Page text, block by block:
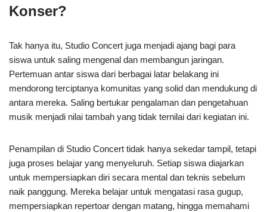
Konser?
Tak hanya itu, Studio Concert juga menjadi ajang bagi para
siswa untuk saling mengenal dan membangun jaringan.
Pertemuan antar siswa dari berbagai latar belakang ini
mendorong terciptanya komunitas yang solid dan mendukung di
antara mereka. Saling bertukar pengalaman dan pengetahuan
musik menjadi nilai tambah yang tidak ternilai dari kegiatan ini.
Penampilan di Studio Concert tidak hanya sekedar tampil, tetapi
juga proses belajar yang menyeluruh. Setiap siswa diajarkan
untuk mempersiapkan diri secara mental dan teknis sebelum
naik panggung. Mereka belajar untuk mengatasi rasa gugup,
mempersiapkan repertoar dengan matang, hingga memahami